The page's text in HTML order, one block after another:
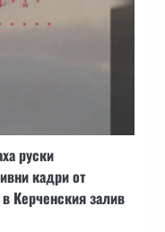
руски
кадри от
Керченския залив